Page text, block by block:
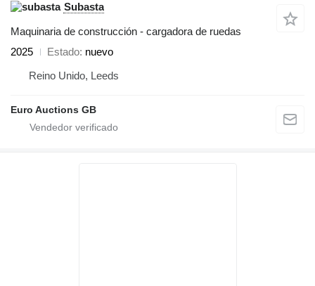
Subasta
Maquinaria de construcción - cargadora de ruedas
2025
Estado nuevo
Reino Unido, Leeds
Euro Auctions GB